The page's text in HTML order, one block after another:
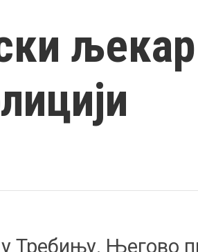
Требињу. Његово